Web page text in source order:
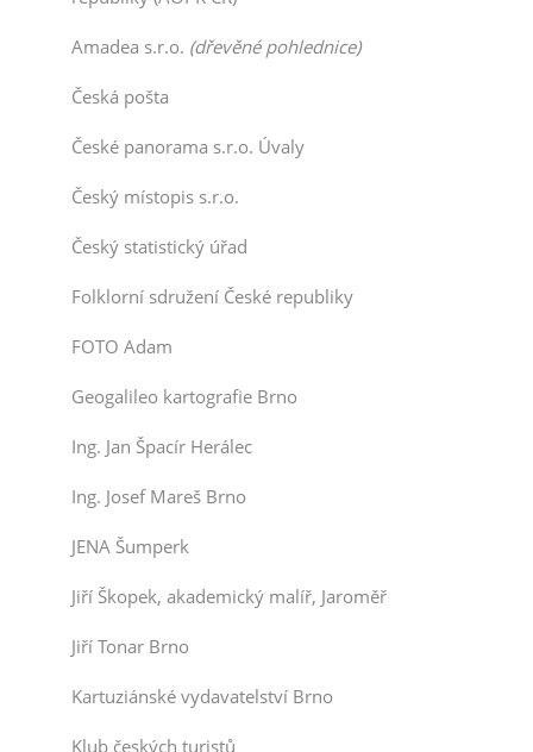
Amadea s.r.o. (dřevěné pohlednice)
Česká pošta
České panorama s.r.o. Úvaly
Český místopis s.r.o.
Český statistický úřad
Folklorní sdružení České republiky
FOTO Adam
Geogalileo kartografie Brno
Ing. Jan Špacír Herálec
Ing. Josef Mareš Brno
JENA Šumperk
Jiří Škopek, akademický malíř, Jaroměř
Jiří Tonar Brno
Kartuziánské vydavatelství Brno
Klub českých turistů